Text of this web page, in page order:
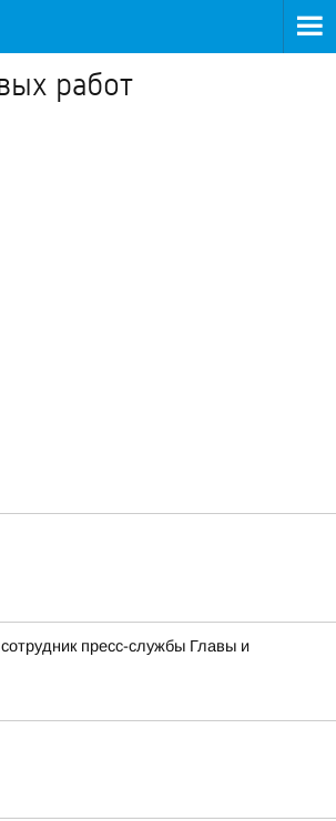
работ
пресс-службы Главы и